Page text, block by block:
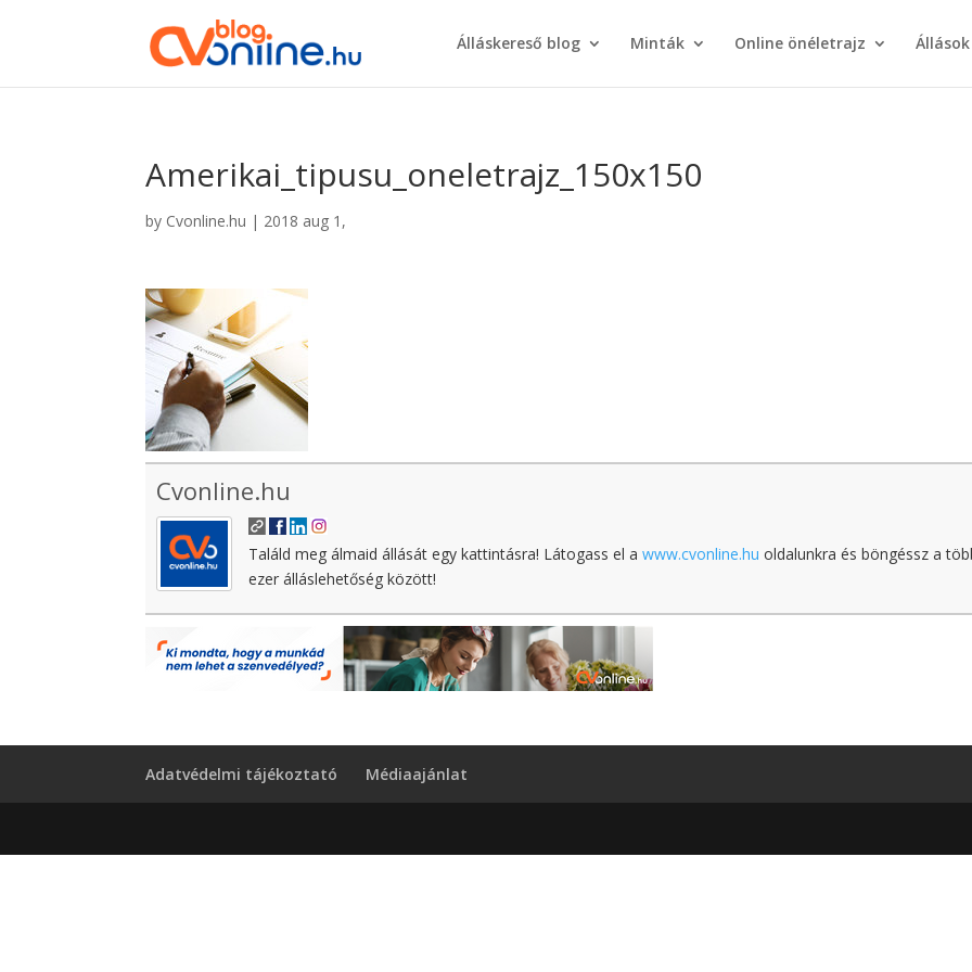
Álláskereső blog Minták Online önéletrajz Állások
Amerikai_tipusu_oneletrajz_150x150
by Cvonline.hu | 2018 aug 1,
Cvonline.hu
Találd meg álmaid állását egy kattintásra! Látogass el awww.cvonline.hu oldalunkra és böngéssz a
ezer álláslehetőség között!
Adatvédelmi tájékoztató Médiaajánlat